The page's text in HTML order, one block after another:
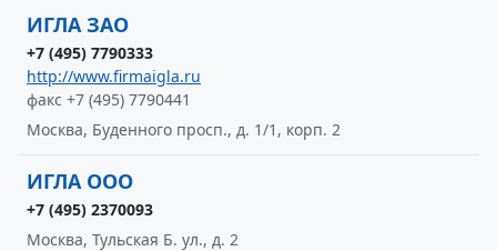
ИГЛА ЗАО
+7 (495) 7790333
http://www.firmaigla.ru
факс +7 (495) 7790441
Москва, Буденного просп., д. 1/1, корп. 2
ИГЛА ООО
+7 (495) 2370093
Москва, Тульская Б. ул., д. 2